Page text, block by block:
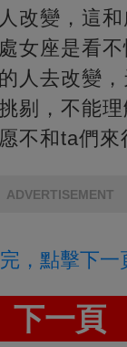
改變，這
女座是看不
人去改變
剔，不能
不和ta們來
ADVERTISEMENT
，點擊下一
下一頁